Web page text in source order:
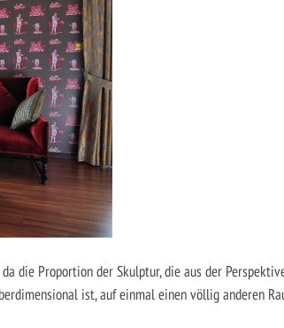
die Proportion der Skulptur, die aus der
ist, auf einmal einen völlig anderen